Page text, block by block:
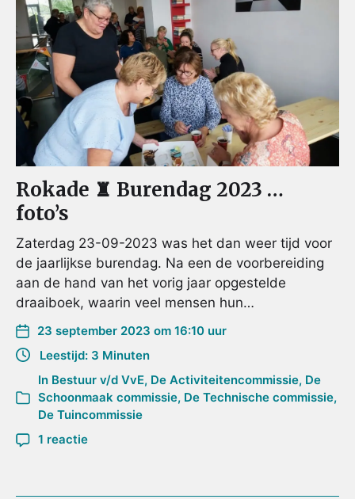
Rokade ♜ Burendag 2023 …
foto’s
Zaterdag 23-09-2023 was het dan weer tijd voor
de jaarlijkse burendag. Na een de voorbereiding
aan de hand van het vorig jaar opgestelde
draaiboek, waarin veel mensen hun…
23 september 2023 om 16:10 uur
Leestijd: 3 Minuten
In Bestuur v/d VvE, De Activiteitencommissie, De
Schoonmaak commissie, De Technische commissie,
De Tuincommissie
1 reactie